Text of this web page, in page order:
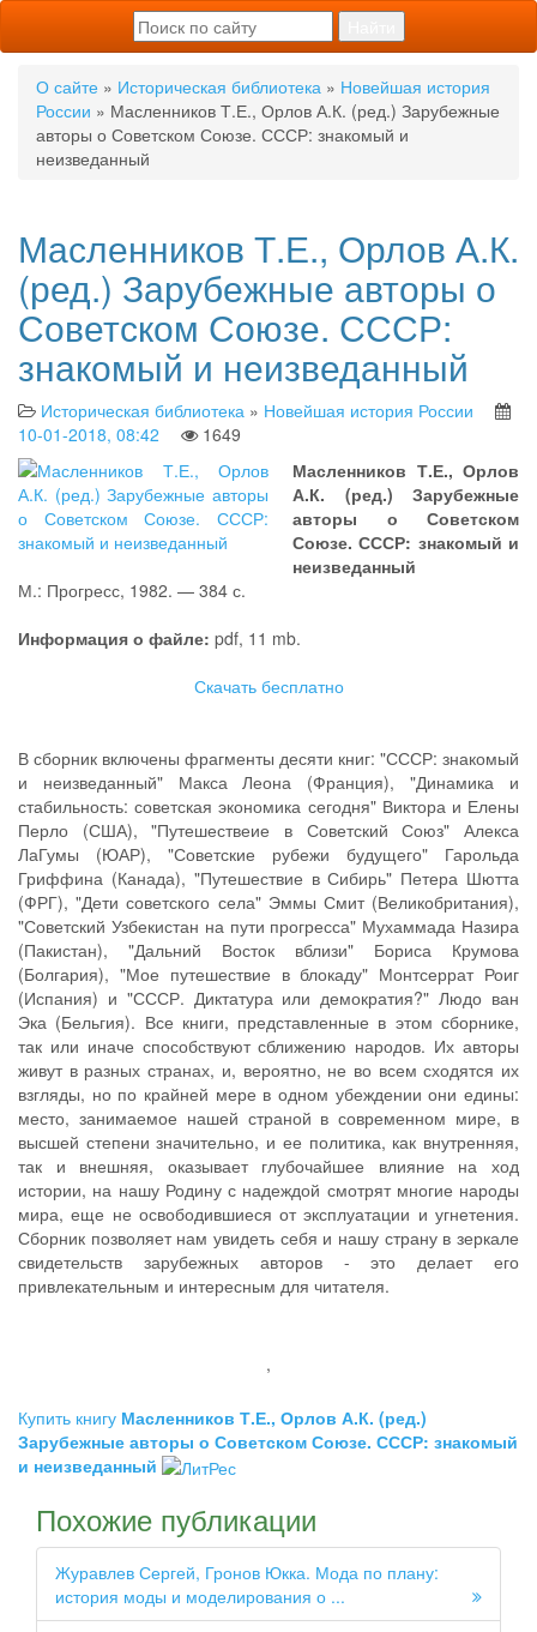
О сайте » Историческая библиотека » Новейшая история
России » Масленников Т.Е., Орлов А.К. (ред.) Зарубежные
авторы о Советском Союзе. СССР: знакомый и
неизведанный
Масленников Т.Е., Орлов А.К.
(ред.) Зарубежные авторы о
Советском Союзе. СССР:
знакомый и неизведанный
Историческая библиотека » Новейшая история России
10-01-2018, 08:42
1649
Масленников Т.Е., Орлов
А.К. (ред.) Зарубежные
авторы о Советском
Союзе. СССР: знакомый и
неизведанный
М.: Прогресс, 1982. — 384 с.
Информация о файле: pdf, 11 mb.
Скачать бесплатно
В сборник включены фрагменты десяти книг: "СССР: знакомый
и неизведанный" Макса Леона (Франция), "Динамика и
стабильность: советская экономика сегодня" Виктора и Елены
Перло (США), "Путешествеие в Советский Союз" Алекса
ЛаГумы (ЮАР), "Советские рубежи будущего" Гарольда
Гриффина (Канада), "Путешествие в Сибирь" Петера Шютта
(ФРГ), "Дети советского села" Эммы Смит (Великобритания),
"Советский Узбекистан на пути прогресса" Мухаммада Назира
(Пакистан), "Дальний Восток вблизи" Бориса Крумова
(Болгария), "Мое путешествие в блокаду" Монтсеррат Роиг
(Испания) и "СССР. Диктатура или демократия?" Людо ван
Эка (Бельгия). Все книги, представленные в этом сборнике,
так или иначе способствуют сближению народов. Их авторы
живут в разных странах, и, вероятно, не во всем сходятся их
взгляды, но по крайней мере в одном убеждении они едины:
место, занимаемое нашей страной в современном мире, в
высшей степени значительно, и ее политика, как внутренняя,
так и внешняя, оказывает глубочайшее влияние на ход
истории, на нашу Родину с надеждой смотрят многие народы
мира, еще не освободившиеся от эксплуатации и угнетения.
Сборник позволяет нам увидеть себя и нашу страну в зеркале
свидетельств зарубежных авторов - это делает его
привлекательным и интересным для читателя.
,
Купить книгу Масленников Т.Е., Орлов А.К. (ред.)
Зарубежные авторы о Советском Союзе. СССР: знакомый
и неизведанный
Похожие публикации
Журавлев Сергей, Гронов Юкка. Мода по плану:
история моды и моделирования о ...